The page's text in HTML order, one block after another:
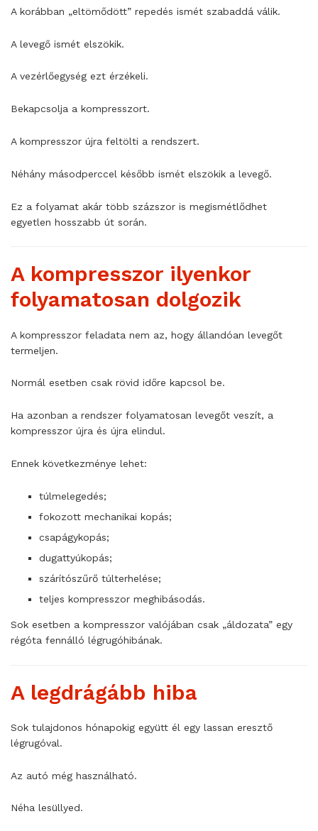
A korábban „eltömődött” repedés ismét szabaddá válik.
A levegő ismét elszökik.
A vezérlőegység ezt érzékeli.
Bekapcsolja a kompresszort.
A kompresszor újra feltölti a rendszert.
Néhány másodperccel később ismét elszökik a levegő.
Ez a folyamat akár több százszor is megismétlődhet
egyetlen hosszabb út során.
A kompresszor ilyenkor
folyamatosan dolgozik
A kompresszor feladata nem az, hogy állandóan levegőt
termeljen.
Normál esetben csak rövid időre kapcsol be.
Ha azonban a rendszer folyamatosan levegőt veszít, a
kompresszor újra és újra elindul.
Ennek következménye lehet:
túlmelegedés;
fokozott mechanikai kopás;
csapágykopás;
dugattyúkopás;
szárítószűrő túlterhelése;
teljes kompresszor meghibásodás.
Sok esetben a kompresszor valójában csak „áldozata” egy
régóta fennálló légrugóhibának.
A legdrágább hiba
Sok tulajdonos hónapokig együtt él egy lassan eresztő
légrugóval.
Az autó még használható.
Néha lesüllyed.